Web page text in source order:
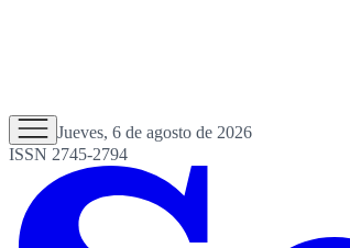
Jueves, 6 de agosto de 2026
ISSN 2745-2794